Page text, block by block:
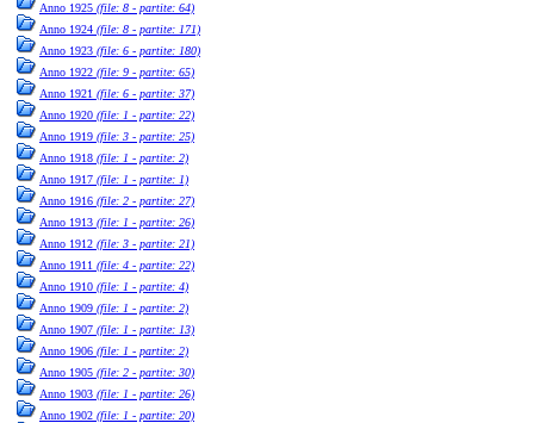
Anno 1925 (file: 8 - partite: 64)
Anno 1924 (file: 8 - partite: 171)
Anno 1923 (file: 6 - partite: 180)
Anno 1922 (file: 9 - partite: 65)
Anno 1921 (file: 6 - partite: 37)
Anno 1920 (file: 1 - partite: 22)
Anno 1919 (file: 3 - partite: 25)
Anno 1918 (file: 1 - partite: 2)
Anno 1917 (file: 1 - partite: 1)
Anno 1916 (file: 2 - partite: 27)
Anno 1913 (file: 1 - partite: 26)
Anno 1912 (file: 3 - partite: 21)
Anno 1911 (file: 4 - partite: 22)
Anno 1910 (file: 1 - partite: 4)
Anno 1909 (file: 1 - partite: 2)
Anno 1907 (file: 1 - partite: 13)
Anno 1906 (file: 1 - partite: 2)
Anno 1905 (file: 2 - partite: 30)
Anno 1903 (file: 1 - partite: 26)
Anno 1902 (file: 1 - partite: 20)